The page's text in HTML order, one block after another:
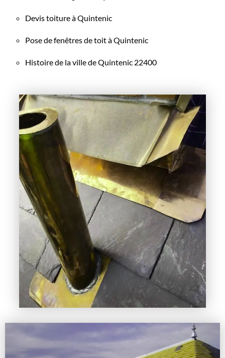
Devis toiture à Quintenic
Pose de fenêtres de toit à Quintenic
Histoire de la ville de Quintenic 22400